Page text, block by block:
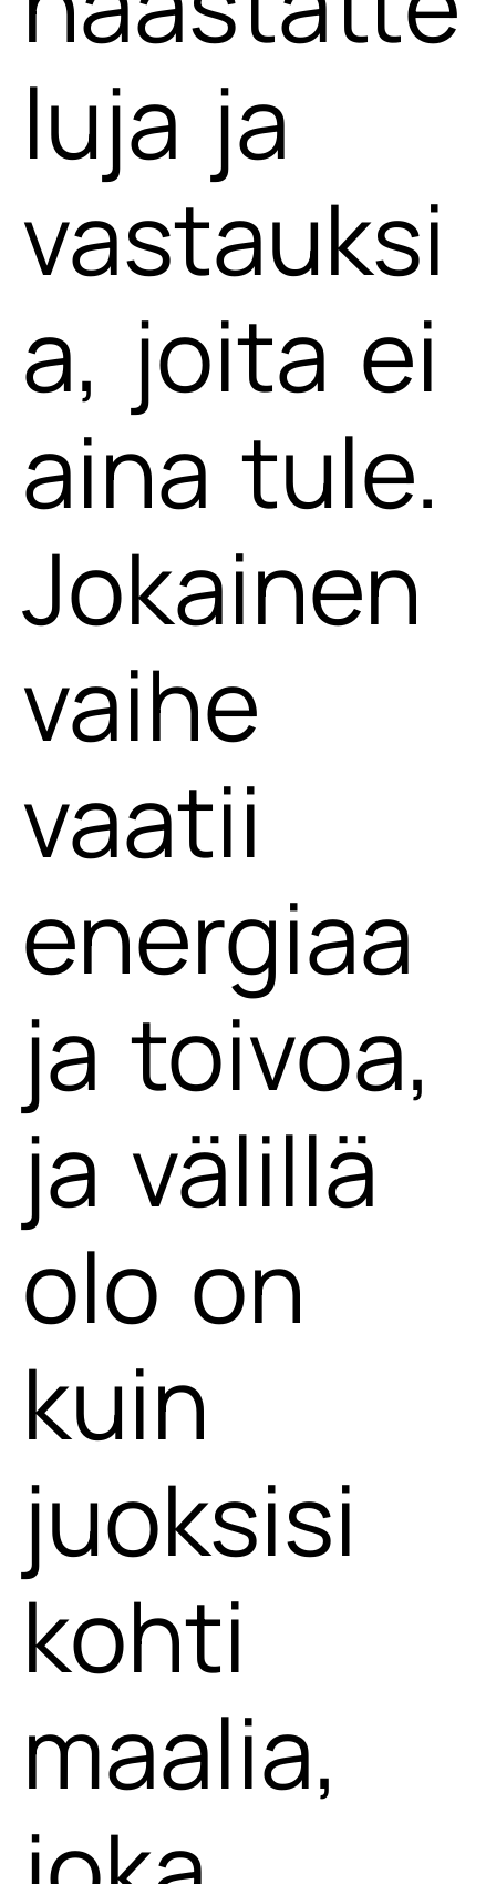
luja ja
vastauksi
a, joita ei
aina tule.
Jokainen
vaihe
vaatii
energiaa
ja toivoa,
ja välillä
olo on
kuin
juoksisi
kohti
maalia,